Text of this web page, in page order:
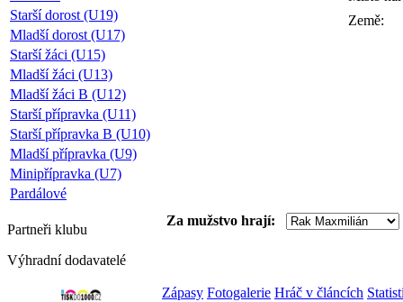
Starší dorost (U19)
Mladší dorost (U17)
Starší žáci (U15)
Mladší žáci (U13)
Mladší žáci B (U12)
Starší přípravka (U11)
Starší přípravka B (U10)
Mladší přípravka (U9)
Minipřípravka (U7)
Pardálové
Partneři klubu
Výhradní dodavatelé
Země:
Za mužstvo hrají:
Zápasy Fotogalerie Hráč v článcích